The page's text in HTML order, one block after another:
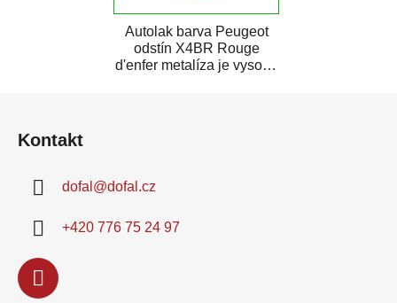
Autolak barva Peugeot
odstín X4BR Rouge
d'enfer metalíza je vysoce
Kontakt
dofal @dofal.cz
+420 776 75 24 97